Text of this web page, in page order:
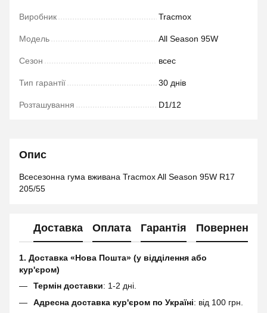
Виробник Tracmox
Модель All Season 95W
Сезон всес
Тип гарантії 30 днів
Розташування D1/12
Опис
Всесезонна гума вживана Tracmox All Season 95W R17
205/55
Доставка Оплата Гарантія Повернення
1. Доставка «Нова Пошта» (у відділення або
кур'єром)
Термін доставки: 1-2 дні.
Адресна доставка кур'єром по Україні: від 100 грн.